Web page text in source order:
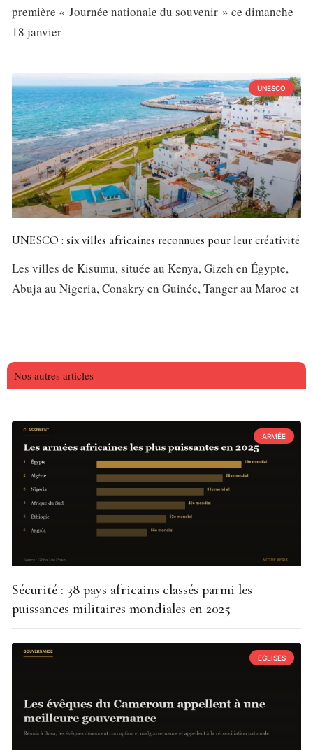
première « Journée nationale du souvenir » ce dimanche
18 janvier
UNESCO
UNESCO : six villes africaines reconnues pour leur créativité
Les villes de Kisumu, située au Kenya, Gizeh en Égypte,
Abuja au Nigeria, Conakry en Guinée, Tanger au Maroc et
Nos autres articles
ARMÉE
Sécurité : 38 pays africains classés parmi les
puissances militaires mondiales en 2025
EGLISES